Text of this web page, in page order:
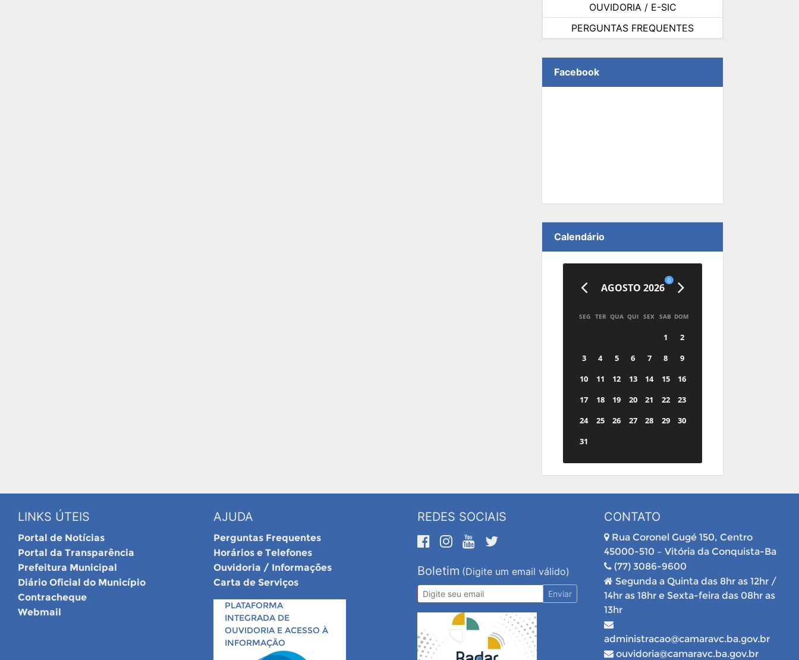
OUVIDORIA / E-SIC
PERGUNTAS FREQUENTES
Facebook
Calendário
AGOSTO 2026
0
SEG TER QUA QUI SEX SAB DOM
1
2
3
4 5 6 7 8
9
10
11 12 13 14 15
16
17
18 19 20 21 22
23
24
25 26 27 28 29
30
31
LINKS ÚTEIS
Portal de Notícias
Portal da Transparência
Prefeitura Municipal
Diário Oficial do Município
Contracheque
Webmail
AJUDA
Perguntas Frequentes
Horários e Telefones
Ouvidoria / Informações
Carta de Serviços
PLATAFORMA
INTEGRADA DE
OUVIDORIA E ACESSO À
INFORMAÇÃO
REDES SOCIAIS
Boletim (Digite um email válido)
Enviar
CONTATO
Rua Coronel Gugé 150, Centro
45000-510 – Vitória da Conquista-Ba
(77) 3086-9600
Segunda a Quinta das 8hr as 12hr /
14hr as 18hr e Sexta-feira das 08hr as
13hr
administracao@camaravc.ba.gov.br
ouvidoria@camaravc.ba.gov.br